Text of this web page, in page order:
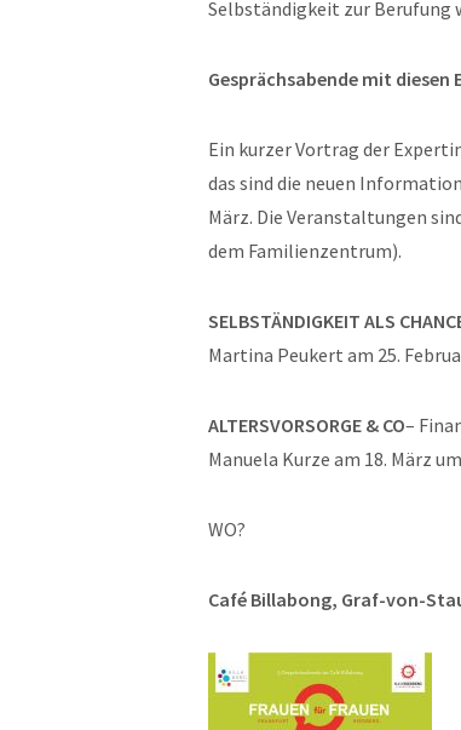
Selbständigkeit zur Berufung
Gesprächsabende mit diesen
Ein kurzer Vortrag der
das sind die neuen
März. Die Veranstaltungen
dem Familienzentrum).
SELBSTÄNDIGKEIT ALS
Martina Peukert am 25.
ALTERSVORSORGE & CO–
Manuela Kurze am 18. März
WO?
Café Billabong, Graf-von-